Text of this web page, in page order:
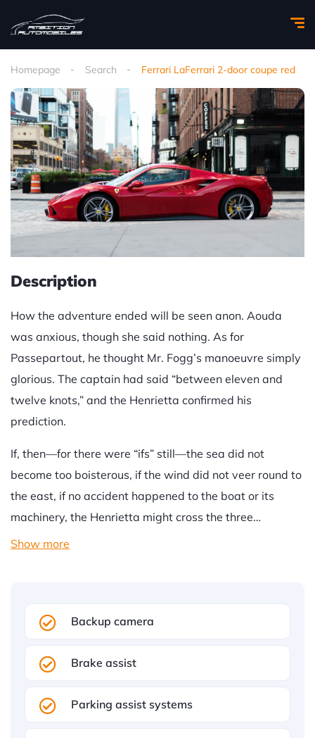
Homepage Search Ferrari LaFerrari 2-door coupe red
Description
How the adventure ended will be seen anon. Aouda
was anxious, though she said nothing. As for
Passepartout, he thought Mr. Fogg’s manoeuvre simply
glorious. The captain had said “between eleven and
twelve knots,” and the Henrietta confirmed his
prediction.
If, then—for there were “ifs” still—the sea did not
become too boisterous, if the wind did not veer round to
the east, if no accident happened to the boat or its
machinery, the Henrietta might cross the three…
Show more
Backup camera
Brake assist
Parking assist systems